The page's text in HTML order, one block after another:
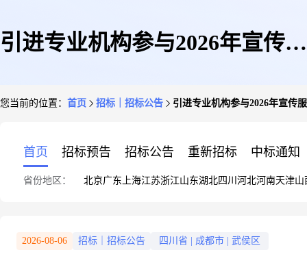
引进专业机构参与2026年宣传服
您当前的位置： 首页 招标｜招标公告 引进专业机构参与2026年宣传
首页 招标预告 招标公告 重新招标 中标通知
省份地区： 北京广东 上海江苏浙江山东湖北四川 河北河南天津山
2026-08-06 招标｜招标公告 四川省 成都市 武侯区